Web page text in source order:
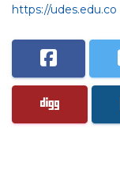
https://udes.edu.co